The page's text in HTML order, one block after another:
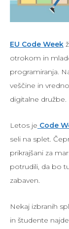
EU Code Week
otrokom in
programiranja.
veščine in
digitalne družbe.
Letos je Code
seli na splet.
prikrajšani za
potrudili, da bo
zabaven.
Nekaj izbranih
in študente